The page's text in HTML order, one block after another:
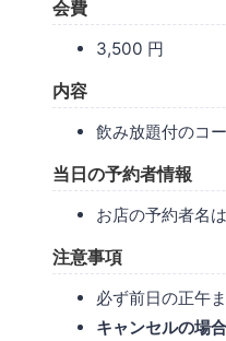
会費
3,500 円
内容
飲み放題付のコ
当日の予約者情報
お店の予約者名は
注意事項
必ず前日の正午
キャンセルの場